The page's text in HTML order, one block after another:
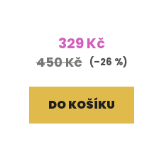
329 Kč
450 Kč (–26 %)
DO KOŠÍKU